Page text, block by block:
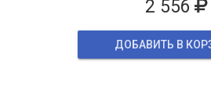
2 556
ДОБАВИТЬ В